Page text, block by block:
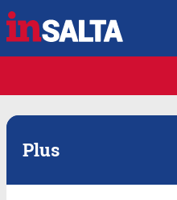
Plus